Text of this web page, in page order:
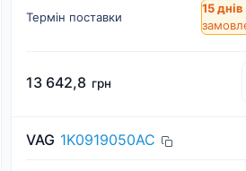
Термін поставки
15 днів
13 642,8 грн
VAG 1K0919050AC